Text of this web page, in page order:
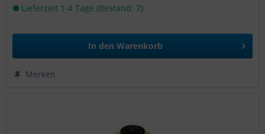
Lieferzeit 1-4 Tage (Bestand: 7)
In den Warenkorb
Merken